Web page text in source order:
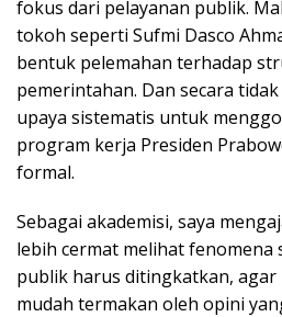
fokus dari pelayanan publik.
tokoh seperti Sufmi Dasco
bentuk pelemahan terhadap
pemerintahan. Dan secara
upaya sistematis untuk
program kerja Presiden
formal.
Sebagai akademisi, saya
lebih cermat melihat fenomena
publik harus ditingkatkan, agar
mudah termakan oleh opini